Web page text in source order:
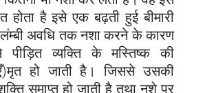
होता है इसे एक बढ़ती हुई बीमारी
लंम्बी अवधि तक नशा करने के कारण
पीड़ित व्यक्ति के मस्तिष्क की
हो जाती है। जिससे उसकी
समाप्त हो जाती है तथा नशे पर